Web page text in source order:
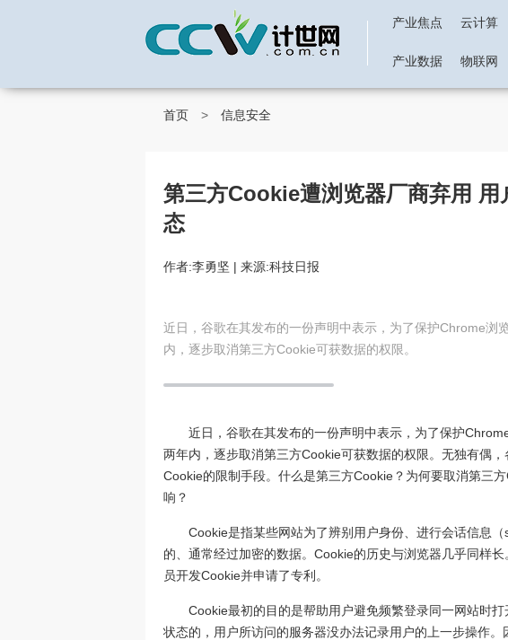
产业焦点 云计算
产业数据 物联网
首页 > 信息安全
第三方Cookie遭浏览器厂商弃用 用
态
作者:李勇坚 | 来源:科技日报
近日，谷歌在其发布的一份声明中表示，为了保护Chrome浏
内，逐步取消第三方Cookie可获数据的权限。
近日，谷歌在其发布的一份声明中表示，为了保护
两年内，逐步取消第三方Cookie可获数据的权限。无独有偶
Cookie的限制手段。什么是第三方Cookie？为何要取消第三
响？
Cookie是指某些网站为了辨别用户身份、进行会话信息
的、通常经过加密的数据。Cookie的历史与浏览器几乎同样
员开发Cookie并申请了专利。
Cookie最初的目的是帮助用户避免频繁登录同一网站时
状态的，用户所访问的服务器没办法记录用户的上一步操作